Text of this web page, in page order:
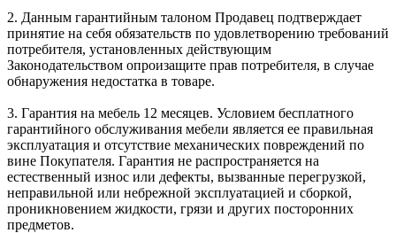
2. Данным гарантийным талоном Продавец подтверждает
принятие на себя обязательств по удовлетворению требований
потребителя, установленных действующим
Законодательством опроизащите прав потребителя, в случае
обнаружения недостатка в товаре.
3. Гарантия на мебель 12 месяцев. Условием бесплатного
гарантийного обслуживания мебели является ее правильная
эксплуатация и отсутствие механических повреждений по
вине Покупателя. Гарантия не распространяется на
естественный износ или дефекты, вызванные перегрузкой,
неправильной или небрежной эксплуатацией и сборкой,
проникновением жидкости, грязи и других посторонних
предметов.